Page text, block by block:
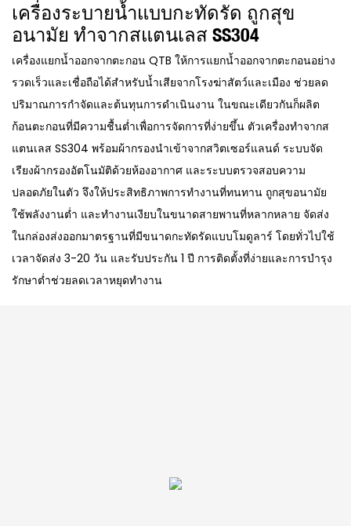
เครื่องระบายน้ำแบบกะทัดรัด ถูกสุข
อนามัย ทำจากสแตนเลส SS304
เครื่องแยกน้ำออกจากตะกอน QTB ให้การแยกน้ำออกจากตะกอนอย่าง
รวดเร็วและเชื่อถือได้สำหรับน้ำเสียจากโรงฆ่าสัตว์และเมือง ช่วยลด
ปริมาณการกำจัดและต้นทุนการดำเนินงาน ในขณะเดียวกันก็ผลิต
ก้อนตะกอนที่มีความชื้นต่ำเพื่อการจัดการที่ง่ายขึ้น ตัวเครื่องทำจากส
แตนเลส SS304 พร้อมผ้ากรองนำเข้าจากสวิตเซอร์แลนด์ ระบบจัด
เรียงผ้ากรองอัตโนมัติด้วยห้องอากาศ และระบบตรวจสอบความ
ปลอดภัยในตัว จึงให้ประสิทธิภาพการทำงานที่ทนทาน ถูกสุขอนามัย
ใช้พลังงานต่ำ และทำงานเงียบในขนาดสายพานที่หลากหลาย จัดส่ง
ในกล่องส่งออกมาตรฐานที่มีขนาดกะทัดรัดแบบโมดูลาร์ โดยทั่วไปใช้
เวลาจัดส่ง 3-20 วัน และรับประกัน 1 ปี การติดตั้งที่ง่ายและการบำรุง
รักษาต่ำช่วยลดเวลาหยุดทำงาน